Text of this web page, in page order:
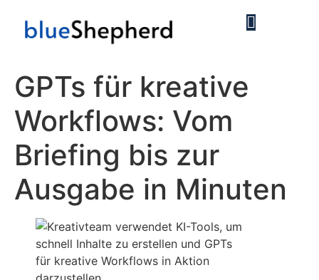
GPTs für kreative
Workflows: Vom
Briefing bis zur
Ausgabe in Minuten